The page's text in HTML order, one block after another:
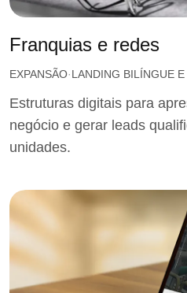
Franquias e redes
EXPANSÃO LANDING BILÍNGUE
Estruturas digitais para
negócio e gerar leads
unidades.